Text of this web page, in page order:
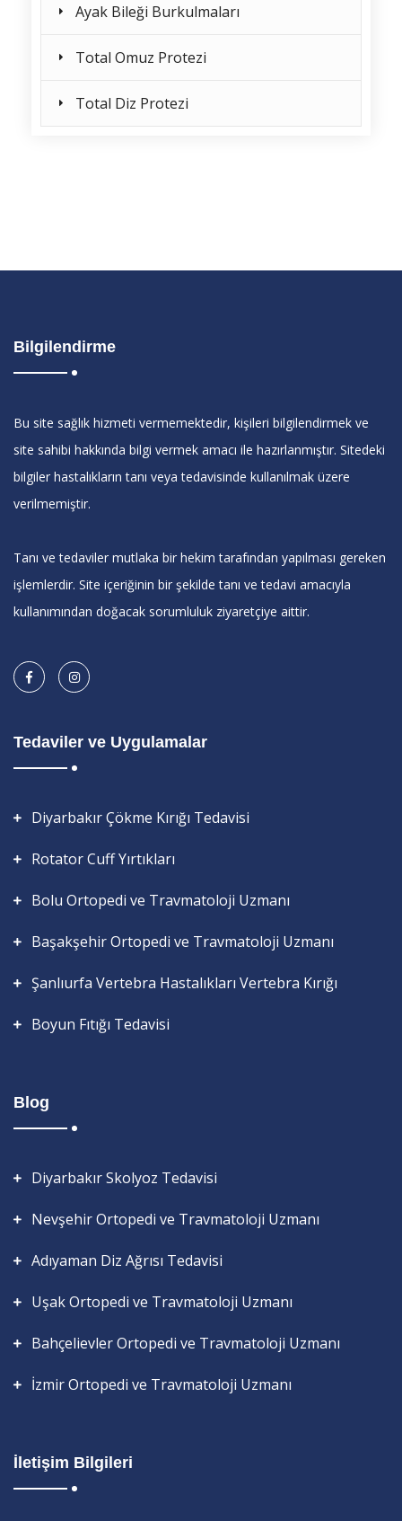
Ayak Bileği Burkulmaları
Total Omuz Protezi
Total Diz Protezi
Bilgilendirme
Bu site sağlık hizmeti vermemektedir, kişileri bilgilendirmek ve
site sahibi hakkında bilgi vermek amacı ile hazırlanmıştır. Sitedeki
bilgiler hastalıkların tanı veya tedavisinde kullanılmak üzere
verilmemiştir.
Tanı ve tedaviler mutlaka bir hekim tarafından yapılması gereken
işlemlerdir. Site içeriğinin bir şekilde tanı ve tedavi amacıyla
kullanımından doğacak sorumluluk ziyaretçiye aittir.
Tedaviler ve Uygulamalar
Diyarbakır Çökme Kırığı Tedavisi
Rotator Cuff Yırtıkları
Bolu Ortopedi ve Travmatoloji Uzmanı
Başakşehir Ortopedi ve Travmatoloji Uzmanı
Şanlıurfa Vertebra Hastalıkları Vertebra Kırığı
Boyun Fıtığı Tedavisi
Blog
Diyarbakır Skolyoz Tedavisi
Nevşehir Ortopedi ve Travmatoloji Uzmanı
Adıyaman Diz Ağrısı Tedavisi
Uşak Ortopedi ve Travmatoloji Uzmanı
Bahçelievler Ortopedi ve Travmatoloji Uzmanı
İzmir Ortopedi ve Travmatoloji Uzmanı
İletişim Bilgileri